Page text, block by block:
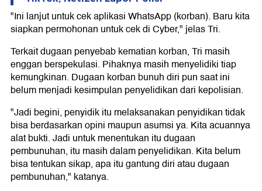
"Ini lanjut untuk cek aplikasi WhatsApp (korban). Baru kita
siapkan permohonan untuk cek di Cyber," jelas Tri.
Terkait dugaan penyebab kematian korban, Tri masih
enggan berspekulasi. Pihaknya masih menyelidiki tiap
kemungkinan. Dugaan korban bunuh diri pun saat ini
belum menjadi kesimpulan penyelidikan dari kepolisian.
"Jadi begini, penyidik itu melaksanakan penyidikan tidak
bisa berdasarkan opini maupun asumsi ya. Kita acuannya
alat bukti. Jadi untuk menentukan itu dugaan
pembunuhan, itu masih dalam penyelidikan. Kita belum
bisa tentukan sikap, apa itu gantung diri atau dugaan
pembunuhan," katanya.